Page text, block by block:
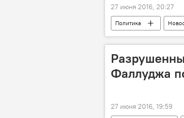
27 июня 2016, 20:27
Политика
Турция
Россия
Фаллуджа
27 июня 2016, 19:59